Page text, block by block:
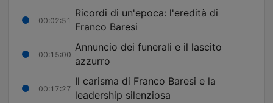
00:02:51
Ricordi di un'epoca: l'eredità di
Franco Baresi
00:15:00
Annuncio dei funerali e il lascito
azzurro
00:17:27
Il carisma di Franco Baresi e la
leadership silenziosa